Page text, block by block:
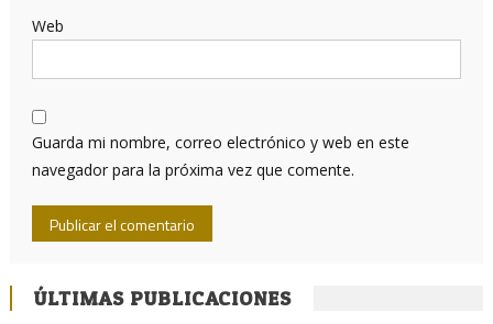
Web
Guarda mi nombre, correo electrónico y web en este
navegador para la próxima vez que comente.
ÚLTIMAS PUBLICACIONES